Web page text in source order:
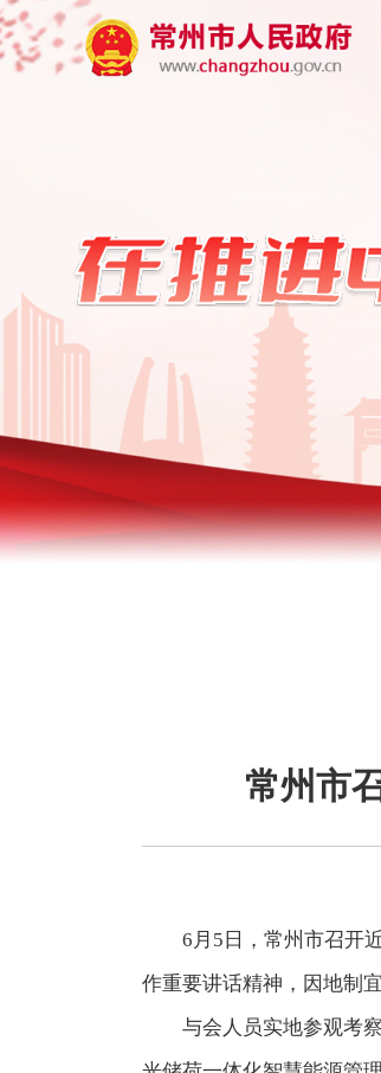
常州市
6月5日，常州市召开
作重要讲话精神，因地制
与会人员实地参观考